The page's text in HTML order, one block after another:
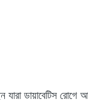
ডায়াবেটিস রোগে